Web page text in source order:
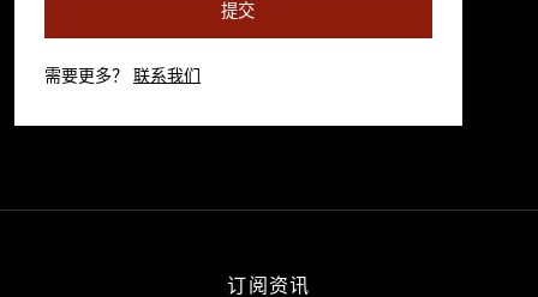
提交
需要更多？ 联系我们
订阅资讯